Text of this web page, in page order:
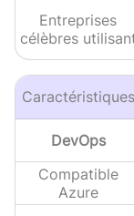
Entreprises
célèbres
Caractéristiques
DevOps
Compatible
Azure